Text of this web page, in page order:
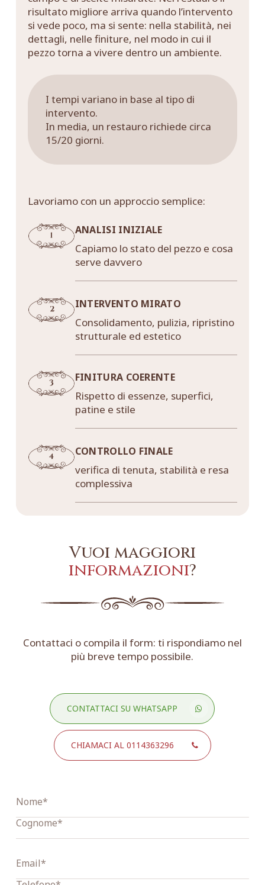
risultato migliore arriva quando l’intervento
si vede poco, ma si sente: nella stabilità, nei
dettagli, nelle finiture, nel modo in cui il
pezzo torna a vivere dentro un ambiente.
I tempi variano in base al tipo di
intervento.
In media, un restauro richiede circa
15/20 giorni.
Lavoriamo con un approccio semplice:
ANALISI INIZIALE
Capiamo lo stato del pezzo e cosa
serve davvero
INTERVENTO MIRATO
Consolidamento, pulizia, ripristino
strutturale ed estetico
FINITURA COERENTE
Rispetto di essenze, superfici,
patine e stile
CONTROLLO FINALE
verifica di tenuta, stabilità e resa
complessiva
Vuoi maggiori
informazioni?
Contattaci o compila il form: ti rispondiamo nel
più breve tempo possibile.
CONTATTACI SU WHATSAPP
CHIAMACI AL 0114363296